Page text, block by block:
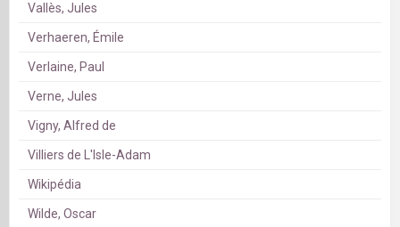
Vallès, Jules
Verhaeren, Émile
Verlaine, Paul
Verne, Jules
Vigny, Alfred de
Villiers de L'Isle-Adam
Wikipédia
Wilde, Oscar